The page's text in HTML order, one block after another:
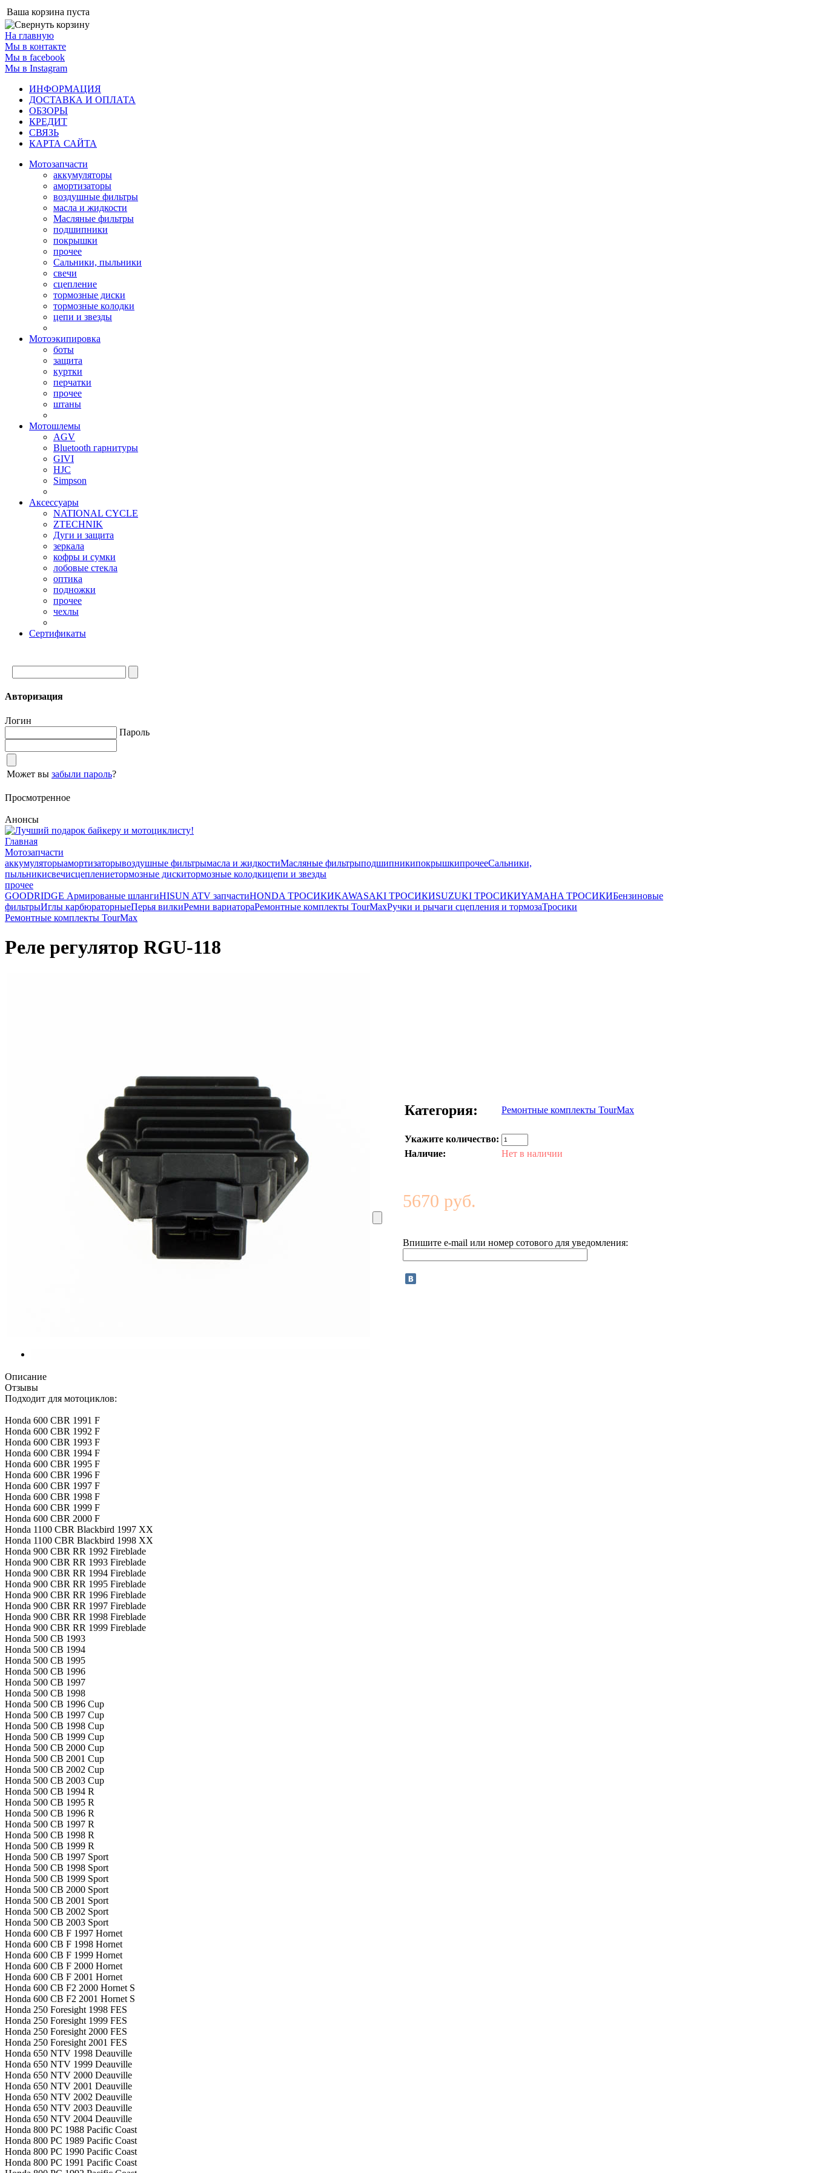
Ваша корзина пуста
На главную
Мы в контакте
Мы в facebook
Мы в Instagram
ИНФОРМАЦИЯ
ДОСТАВКА И ОПЛАТА
ОБЗОРЫ
КРЕДИТ
СВЯЗЬ
КАРТА САЙТА
Мотозапчасти
аккумуляторы
амортизаторы
воздушные фильтры
масла и жидкости
Масляные фильтры
подшипники
покрышки
прочее
Сальники, пыльники
свечи
сцепление
тормозные диски
тормозные колодки
цепи и звезды
Мотоэкипировка
боты
защита
куртки
перчатки
прочее
штаны
Мотошлемы
AGV
Bluetooth гарнитуры
GIVI
HJC
Simpson
Аксессуары
NATIONAL CYCLE
ZTECHNIK
Дуги и защита
зеркала
кофры и сумки
лобовые стекла
оптика
подножки
прочее
чехлы
Сертификаты
Авторизация
Логин
Пароль
Может вы забыли пароль?
Просмотренное
Анонсы
Главная
Мотозапчасти
аккумуляторыамортизаторывоздушные фильтрымасла и жидкостиМасляные фильтрыподшипникипокрышкипрочееСальники,
пыльникисвечисцеплениетормозные дискитормозные колодкицепи и звезды
прочее
GOODRIDGE Армированые шлангиHISUN ATV запчастиHONDA ТРОСИКИKAWASAKI ТРОСИКИSUZUKI ТРОСИКИYAMAHA ТРОСИКИБензиновые
фильтрыИглы карбюраторныеПерья вилкиРемни вариатораРемонтные комплекты TourMaxРучки и рычаги сцепления и тормозаТросики
Ремонтные комплекты TourMax
Реле регулятор RGU-118
Категория: Ремонтные комплекты TourMax
Укажите количество:
Наличие:
Нет в наличии
5670 руб.
Впишите e-mail или номер сотового для уведомления:
Описание
Отзывы
Подходит для мотоциклов:
Honda 600 CBR 1991 F
Honda 600 CBR 1992 F
Honda 600 CBR 1993 F
Honda 600 CBR 1994 F
Honda 600 CBR 1995 F
Honda 600 CBR 1996 F
Honda 600 CBR 1997 F
Honda 600 CBR 1998 F
Honda 600 CBR 1999 F
Honda 600 CBR 2000 F
Honda 1100 CBR Blackbird 1997 XX
Honda 1100 CBR Blackbird 1998 XX
Honda 900 CBR RR 1992 Fireblade
Honda 900 CBR RR 1993 Fireblade
Honda 900 CBR RR 1994 Fireblade
Honda 900 CBR RR 1995 Fireblade
Honda 900 CBR RR 1996 Fireblade
Honda 900 CBR RR 1997 Fireblade
Honda 900 CBR RR 1998 Fireblade
Honda 900 CBR RR 1999 Fireblade
Honda 500 CB 1993
Honda 500 CB 1994
Honda 500 CB 1995
Honda 500 CB 1996
Honda 500 CB 1997
Honda 500 CB 1998
Honda 500 CB 1996 Cup
Honda 500 CB 1997 Cup
Honda 500 CB 1998 Cup
Honda 500 CB 1999 Cup
Honda 500 CB 2000 Cup
Honda 500 CB 2001 Cup
Honda 500 CB 2002 Cup
Honda 500 CB 2003 Cup
Honda 500 CB 1994 R
Honda 500 CB 1995 R
Honda 500 CB 1996 R
Honda 500 CB 1997 R
Honda 500 CB 1998 R
Honda 500 CB 1999 R
Honda 500 CB 1997 Sport
Honda 500 CB 1998 Sport
Honda 500 CB 1999 Sport
Honda 500 CB 2000 Sport
Honda 500 CB 2001 Sport
Honda 500 CB 2002 Sport
Honda 500 CB 2003 Sport
Honda 600 CB F 1997 Hornet
Honda 600 CB F 1998 Hornet
Honda 600 CB F 1999 Hornet
Honda 600 CB F 2000 Hornet
Honda 600 CB F 2001 Hornet
Honda 600 CB F2 2000 Hornet S
Honda 600 CB F2 2001 Hornet S
Honda 250 Foresight 1998 FES
Honda 250 Foresight 1999 FES
Honda 250 Foresight 2000 FES
Honda 250 Foresight 2001 FES
Honda 650 NTV 1998 Deauville
Honda 650 NTV 1999 Deauville
Honda 650 NTV 2000 Deauville
Honda 650 NTV 2001 Deauville
Honda 650 NTV 2002 Deauville
Honda 650 NTV 2003 Deauville
Honda 650 NTV 2004 Deauville
Honda 800 PC 1988 Pacific Coast
Honda 800 PC 1989 Pacific Coast
Honda 800 PC 1990 Pacific Coast
Honda 800 PC 1991 Pacific Coast